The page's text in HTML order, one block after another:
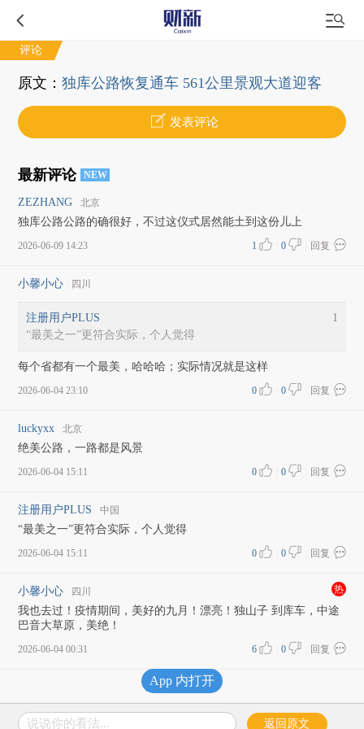
评论
原文：独库公路恢复通车 561公里景观大道迎客
发表评论
最新评论 NEW
ZEZHANG 北京
独库公路公路的确很好，不过这仪式居然能土到这份儿上
2026-06-09 14:23 回复
0
1
小馨小心 四川
注册用户PLUS
“最美之一”更符合实际，个人觉得
1
每个省都有一个最美，哈哈哈；实际情况就是这样
2026-06-04 23:10 回复
0
0
luckyxx 北京
绝美公路，一路都是风景
2026-06-04 15:11 回复
0
0
注册用户PLUS 中国
“最美之一”更符合实际，个人觉得
2026-06-04 15:11 回复
0
0
小馨小心 四川 热
我也去过！疫情期间，美好的九月！漂亮！独山子 到库车，中途
巴音大草原，美绝！
2026-06-04 00:31 回复
0
6
加载更多评论
说说你的看法... 返回原文
App 内打开